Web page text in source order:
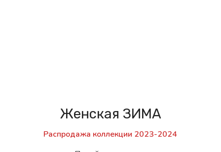
Женская ЗИМА
Распродажа коллекции 2023-2024